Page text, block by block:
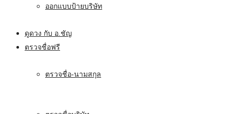
ออกแบบป้ายบริษัท
ดูดวง กับ อ.ชัญ
ตรวจชื่อฟรี
ตรวจชื่อ-นามสกุล